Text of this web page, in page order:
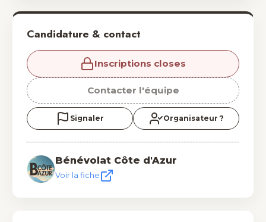
Candidature & contact
Inscriptions closes
Contacter l'équipe
Signaler Organisateur ?
Bénévolat Côte d'Azur
Voir la fiche